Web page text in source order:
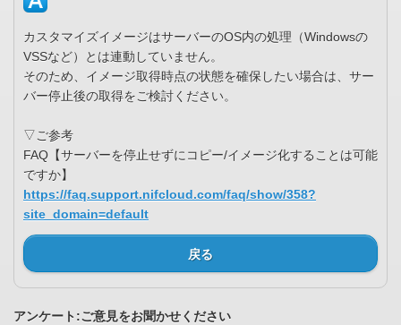
カスタマイズイメージはサーバーのOS内の処理（Windowsの
VSSなど）とは連動していません。
そのため、イメージ取得時点の状態を確保したい場合は、サー
バー停止後の取得をご検討ください。
▽ご参考
FAQ【サーバーを停止せずにコピー/イメージ化することは可能
ですか】
https://faq.support.nifcloud.com/faq/show/358?
site_domain=default
戻る
アンケート:ご意見をお聞かせください